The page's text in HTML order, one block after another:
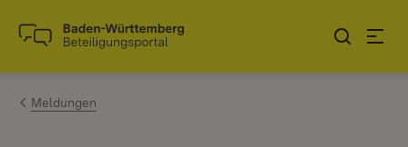
Zum Inhalt springen
Link zur Startseite
Meldungen